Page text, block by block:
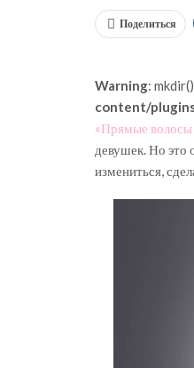
Поделиться
Warning:
content/
«Прямые волосы
девушек. Но это
измениться,